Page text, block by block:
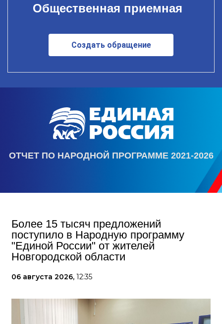
Общественная приемная
Создать обращение
ОТЧЕТ ПО НАРОДНОЙ ПРОГРАММЕ 2021-2026
Более 15 тысяч предложений
поступило в Народную программу
"Единой России" от жителей
Новгородской области
06 августа 2026, 12:35